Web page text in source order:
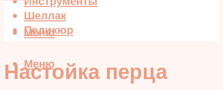
Шеллак
Педикюр
Меню
Меню
Настойка перца